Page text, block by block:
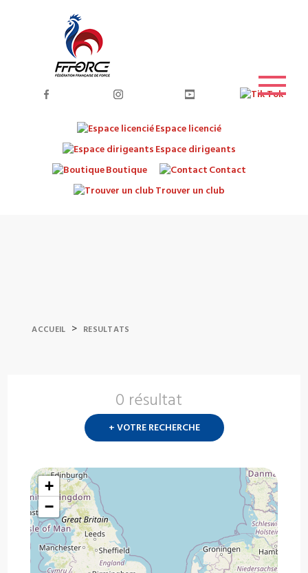
Espace licencié
Espace dirigeants
Boutique
Contact
Trouver un club
ACCUEIL > RESULTATS
0 résultat
+ VOTRE RECHERCHE
+
−